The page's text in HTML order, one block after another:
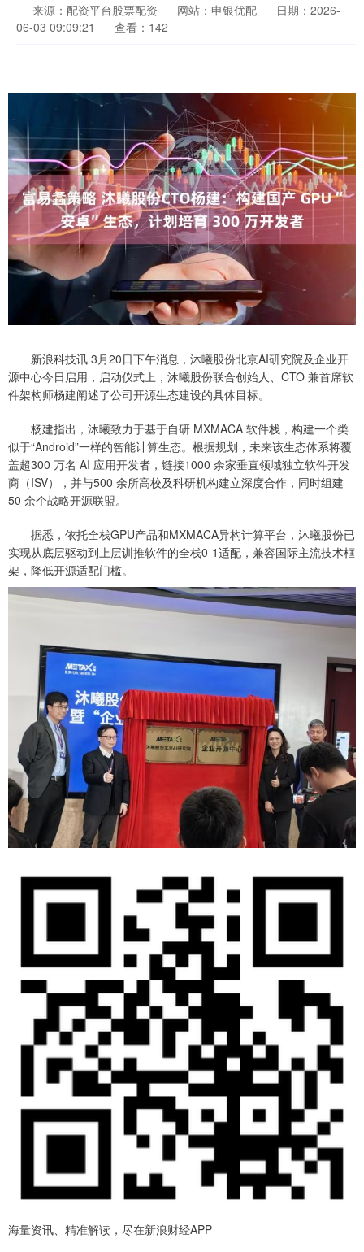
来源：配资平台股票配资 网站：申银优配
日期：2026-
06-03 09:09:21
查看：142
新浪科技讯 3月20日下午消息，沐曦股份北京AI研究院及企业开
源中心今日启用，启动仪式上，沐曦股份联合创始人、CTO 兼首席软
件架构师杨建阐述了公司开源生态建设的具体目标。
杨建指出，沐曦致力于基于自研 MXMACA 软件栈，构建一个类
似于“Android”一样的智能计算生态。根据规划，未来该生态体系将覆
盖超300 万名 AI 应用开发者，链接1000 余家垂直领域独立软件开发
商（ISV），并与500 余所高校及科研机构建立深度合作，同时组建
50 余个战略开源联盟。
据悉，依托全栈GPU产品和MXMACA异构计算平台，沐曦股份已
实现从底层驱动到上层训推软件的全栈0-1适配，兼容国际主流技术框
架，降低开源适配门槛。
海量资讯、精准解读，尽在新浪财经APP